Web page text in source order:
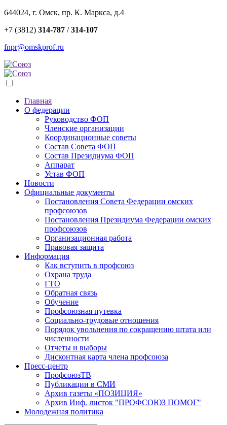
644024, г. Омск, пр. К. Маркса, д.4
+7 (3812) 314-787 /314-107
fnpr@omskprof.ru
Главная
О федерации
Руководство ФОП
Членские организации
Координационные советы
Состав Совета ФОП
Состав Президиума ФОП
Аппарат
Устав ФОП
Новости
Официальные документы
Постановления Совета Федерации омских
профсоюзов
Постановления Президиума Федерации омских
профсоюзов
Организационная работа
Правовая защита
Информация
Как вступить в профсоюз
Охрана труда
ГТО
Обратная связь
Обучение
Профсоюзная путевка
Социально-трудовые отношения
Порядок увольнения по сокращению штата или
численности
Отчеты и выборы
Дисконтная карта члена профсоюза
Пресс-центр
ПрофсоюзТВ
Публикации в СМИ
Архив газеты «ПОЗИЦИЯ»
Архив Инф. листок "ПРОФСОЮЗ ПОМОГ"
Молодежная политика